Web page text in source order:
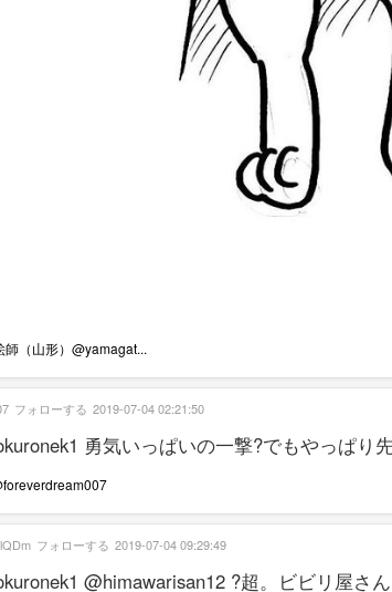
師（山形）@yamagat...
勇気いっぱいの一撃?でもやっぱり
フォローする 2019-07-04 02:21:50
@himawarisan12 ?超。ビビリ屋さ
フォローする 2019-07-04 09:29:49